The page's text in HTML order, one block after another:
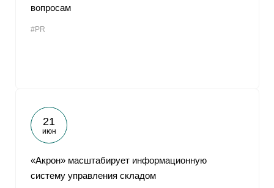
вопросам
#PR
21
июн
«Акрон» масштабирует информационную
систему управления складом